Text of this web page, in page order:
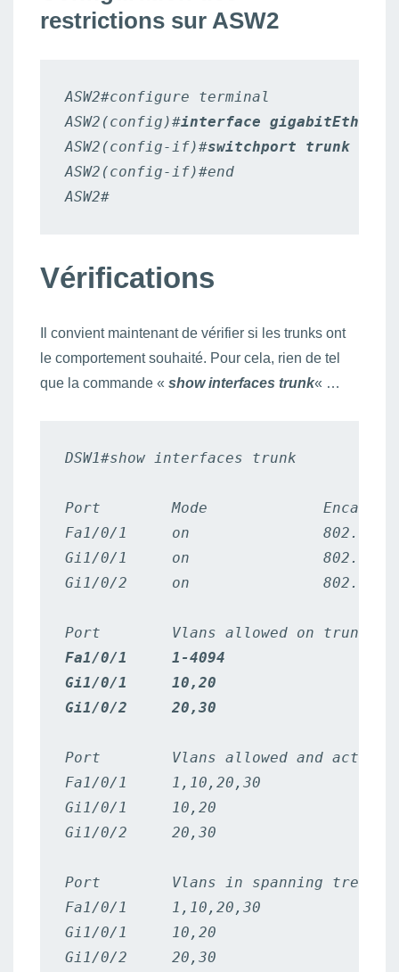
restrictions sur ASW2
ASW2#configure terminal
ASW2(config)#interface
ASW2(config-if)#switchport trunk
ASW2(config-if)#end
ASW2#
Vérifications
Il convient maintenant de vérifier si les trunks ont
le comportement souhaité. Pour cela, rien de tel
que la commande « show interfaces trunk« …
DSW1#show interfaces trunk
Port        Mode
Fa1/0/1     on               802.1q
Gi1/0/1     on               802.1q
Gi1/0/2     on               802.1q
Fa1/0/1     1-4094
Gi1/0/1     10,20
Gi1/0/2     20,30
Port        Vlans allowed and active in
Fa1/0/1     1,10,20,30
Gi1/0/1     10,20
Gi1/0/2     20,30
Port        Vlans in spanning tree
Fa1/0/1     1,10,20,30
Gi1/0/1     10,20
Gi1/0/2     20,30